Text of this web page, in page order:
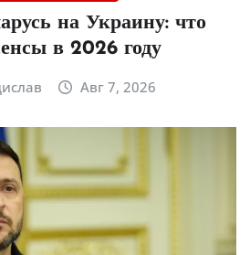
на Украину: что
в 2026 году
Авг 7, 2026